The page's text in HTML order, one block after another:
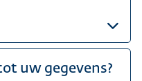
uw gegevens?